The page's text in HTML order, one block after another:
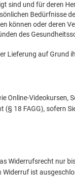
sind und für deren
Bedürfnisse
können oder deren
des
Lieferung auf
Online-
(§ 18 FAGG), sofern
Widerrufsrecht nur
ist